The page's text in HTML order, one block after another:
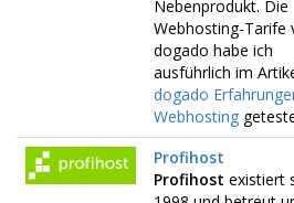
Nebenprodukt. Die
Webhosting-Tarife
dogado habe ich
ausführlich im
dogado
Webhosting
Profihost
Profihost existiert